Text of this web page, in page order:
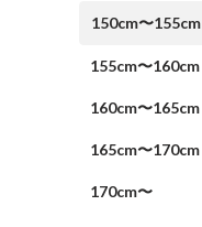
150cm〜155cm
155cm〜160cm
160cm〜165cm
165cm〜170cm
170cm〜